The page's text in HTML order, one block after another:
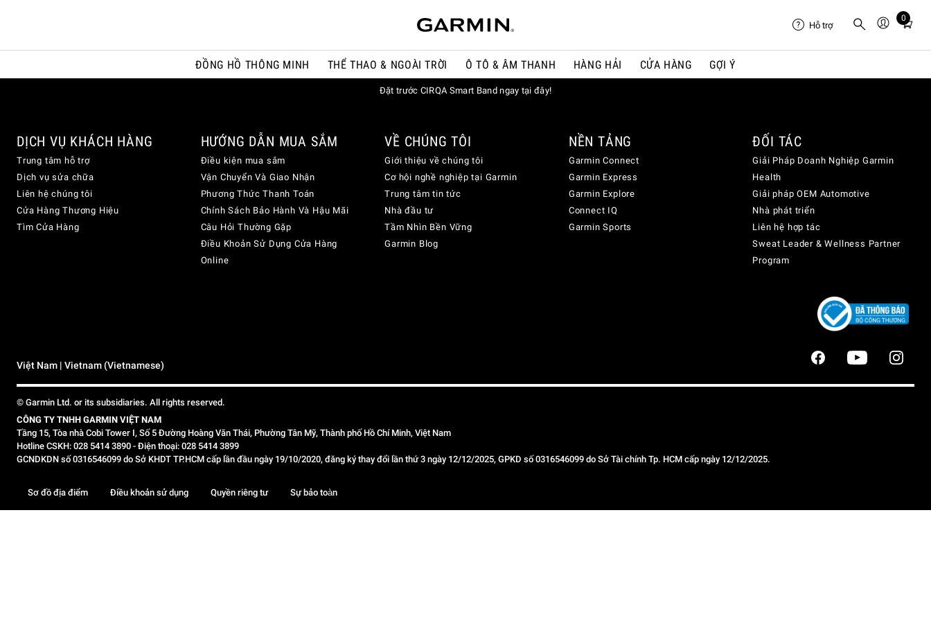
ĐỒNG HỒ THÔNG MINH THỂ THAO & NGOÀI TRỜI Ô TÔ & ÂM THANH HÀNG HẢI CỬA HÀNG GỢI Ý
Hỗ trợ
0
Total
in
Đặt trước CIRQA Smart Band ngay tại đây!
DỊCH VỤ KHÁCH HÀNG
Trung tâm hỗ trợ
Dịch vụ sửa chữa
Liên hệ chúng tôi
Cửa Hàng Thương Hiệu
Tìm Cửa Hàng
HƯỚNG DẪN MUA SẮM
Điều kiện mua sắm
Vận Chuyển Và Giao Nhận
Phương Thức Thanh Toán
Chính Sách Bảo Hành Và Hậu Mãi
Câu Hỏi Thường Gặp
Điều Khoản Sử Dụng Cửa Hàng
Online
VỀ CHÚNG TÔI
Giới thiệu về chúng tôi
Cơ hội nghề nghiệp tại Garmin
Trung tâm tin tức
Nhà đầu tư
Tầm Nhìn Bền Vững
Garmin Blog
NỀN TẢNG
Garmin Connect
Garmin Express
Garmin Explore
Connect IQ
Garmin Sports
ĐỐI TÁC
Giải Pháp Doanh Nghiệp Garmin
Health
Giải pháp OEM Automotive
Nhà phát triển
Liên hệ hợp tác
Sweat Leader & Wellness Partner
Program
Việt Nam | Vietnam (Vietnamese)
© Garmin Ltd. or its subsidiaries. All rights reserved.
CÔNG TY TNHH GARMIN VIỆT NAM
Tầng 15, Tòa nhà Cobi Tower I, Số 5 Đường Hoàng Văn Thái, Phường Tân Mỹ, Thành phố Hồ Chí Minh, Việt Nam
Hotline CSKH: 028 5414 3890 - Điện thoại: 028 5414 3899
GCNDKDN số 0316546099 do Sở KHDT TP.HCM cấp lần đầu ngày 19/10/2020, đăng ký thay đổi lần thứ 3 ngày 12/12/2025, GPKD số 0316546099 do Sở Tài chính Tp. HCM cấp ngày 12/12/2025.
Sơ đồ địa điểm Điều khoản sử dụng Quyền riêng tư Sự bảo toàn